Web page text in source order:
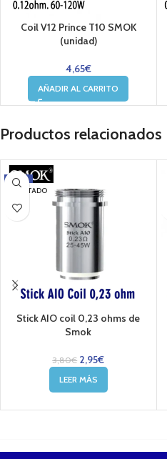
Coil V12 Prince T10 SMOK
(unidad)
4,65€
AÑADIR AL CARRITO
Productos relacionados
-22%
AGOTADO
Stick AIO coil 0,23 ohms de
Smok
3,80€ 2,95€
LEER MÁS